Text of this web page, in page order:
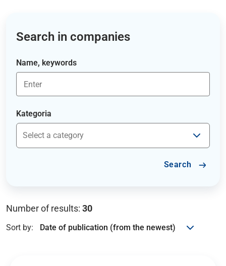
Search in companies
Name, keywords
Kategoria
Search
Number of results: 30
Sort by: